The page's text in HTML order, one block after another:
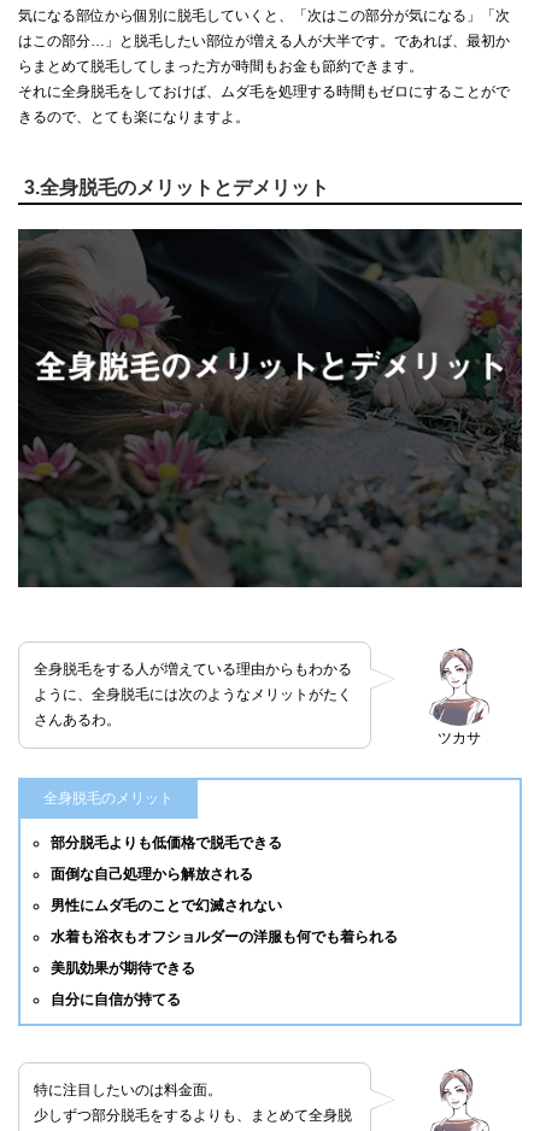
気になる部位から個別に脱毛していくと、「次はこの部分が気になる」「次
はこの部分…」と脱毛したい部位が増える人が大半です。であれば、最初か
らまとめて脱毛してしまった方が時間もお金も節約できます。
それに全身脱毛をしておけば、ムダ毛を処理する時間もゼロにすることがで
きるので、とても楽になりますよ。
3.全身脱毛のメリットとデメリット
ツカサ
全身脱毛をする人が増えている理由からもわかる
ように、全身脱毛には次のようなメリットがたく
さんあるわ。
全身脱毛のメリット
部分脱毛よりも低価格で脱毛できる
面倒な自己処理から解放される
男性にムダ毛のことで幻滅されない
水着も浴衣もオフショルダーの洋服も何でも着られる
美肌効果が期待できる
自分に自信が持てる
特に注目したいのは料金面。
少しずつ部分脱毛をするよりも、まとめて全身脱